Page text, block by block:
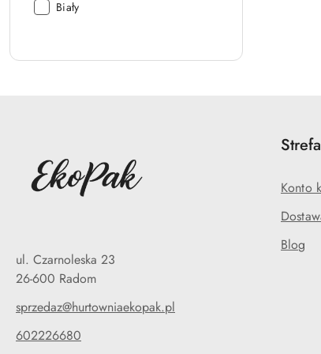
Kolor:
Biały
ul. Czarnoleska 23
26-600 Radom
sprzedaz@hurtowniaekopak.pl
602226680
Konto
Blog